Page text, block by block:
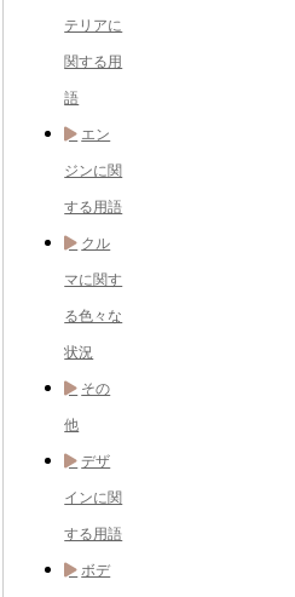
テリアに
関する用
語
エン
ジンに関
する用語
クル
マに関す
る色々な
状況
その
他
デザ
インに関
する用語
ボデ